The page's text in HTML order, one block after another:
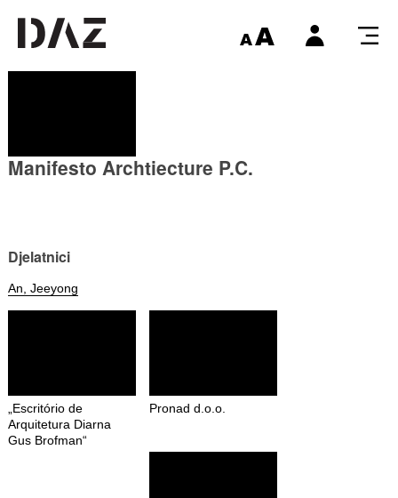
Manifesto Archtiecture P.C.
Djelatnici
An, Jeeyong
„Escritório de
Arquitetura Diarna
Gus Brofman“
Pronad d.o.o.